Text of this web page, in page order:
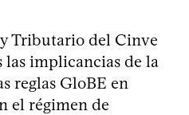
Tributario del Cinve
las implicancias de la
reglas GloBE en
el régimen de